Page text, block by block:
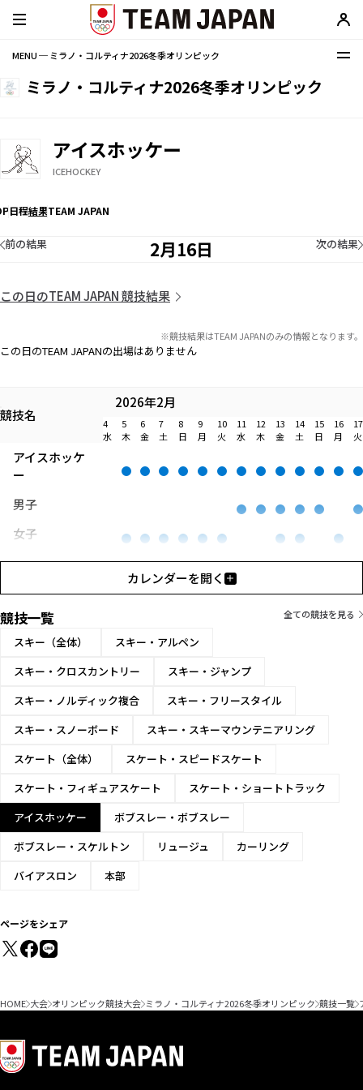
MENU ─ ミラノ・コルティナ2026冬季オリンピック
ミラノ・コルティナ2026冬季オリンピック
アイスホッケー
ICEHOCKEY
日程結果TEAM JAPAN
2月16日
前の結果 次の結果
この日のTEAM JAPAN 競技結果
※競技結果はTEAM JAPANのみの情報となります。
この日のTEAM JAPANの出場はありません
競技名
2026年2月
4 5 6 7 8 9 10 11 12 13 14 15 16
17
水
木 金 土 日 月 火 水 木 金 土 日 月 火
アイスホッケ
ー
男子
女子
カレンダーを開く
競技一覧 全ての競技を見る
スキー（全体）
スキー・アルペン
スキー・クロスカントリー
スキー・ジャンプ
スキー・ノルディック複合
スキー・フリースタイル
スキー・スノーボード
スキー・スキーマウンテニアリング
スケート（全体）
スケート・スピードスケート
スケート・フィギュアスケート
スケート・ショートトラック
アイスホッケー
ボブスレー・ボブスレー
ボブスレー・スケルトン
リュージュ
カーリング
バイアスロン
本部
ページをシェア
HOME 大会 オリンピック競技大会 ミラノ・コルティナ2026冬季オリンピック 競技一覧